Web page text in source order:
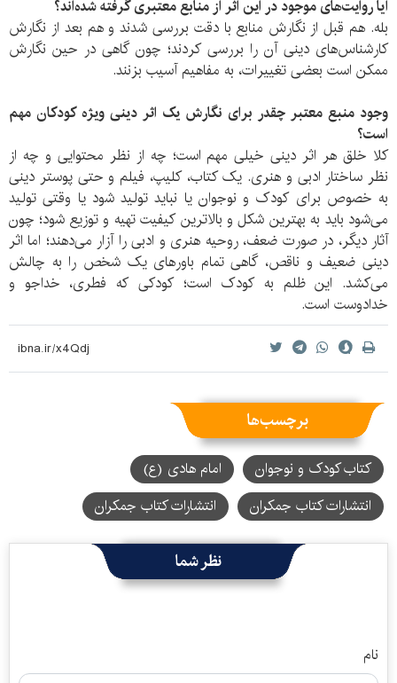
آیا روایت‌های موجود در این اثر از منابع معتبری گرفته شده‌اند؟
بله. هم قبل از نگارش منابع با دقت بررسی شدند و هم بعد از نگارش
کارشناس‌های دینی آن را بررسی کردند؛ چون گاهی در حین نگارش
ممکن است بعضی تغییرات، به مفاهیم آسیب بزنند.
وجود منبع معتبر چقدر برای نگارش یک اثر دینی ویژه کودکان مهم
است؟
کلا خلق هر اثر دینی خیلی مهم است؛ چه از نظر محتوایی و چه از
نظر ساختار ادبی و هنری. یک کتاب، کلیپ، فیلم و حتی پوستر دینی
به خصوص برای کودک و نوجوان یا نباید تولید شود یا وقتی تولید
می‌شود باید به بهترین شکل و بالاترین کیفیت تهیه و توزیع شود؛ چون
آثار دیگر، در صورت ضعف، روحیه هنری و ادبی را آزار می‌دهند؛ اما اثر
دینی ضعیف و ناقص، گاهی تمام باورهای یک شخص را به چالش
می‌کشد. این ظلم به کودک است؛ کودکی که فطری، خداجو و
خدادوست است.
برچسب‌ها
کتاب کودک و نوجوان
امام هادی (ع)
انتشارات کتاب جمکران
انتشارات کتاب جمکران
نظر شما
نام